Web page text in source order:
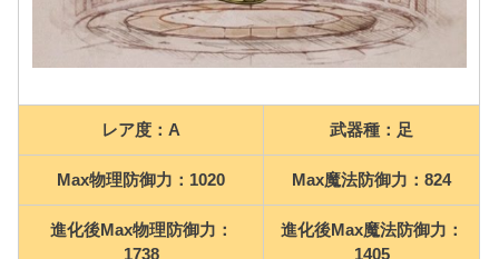
レア度：A 武器種：足
Max物理防御力：1020 Max魔法防御力：824
進化後Max物理防御力：
1738
進化後Max魔法防御力：
1405